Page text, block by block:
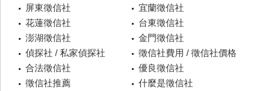
屏東徵信社
宜蘭徵信社
花蓮徵信社
台東徵信社
澎湖徵信社
金門徵信社
偵探社 / 私家偵探社
徵信社費用 / 徵信社價格
合法徵信社
優良徵信社
徵信社推薦
什麼是徵信社